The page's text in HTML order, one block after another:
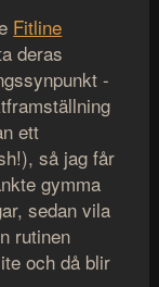
Fitline
deras
-
ett
så jag får
gymma
sedan vila
rutinen
och då blir